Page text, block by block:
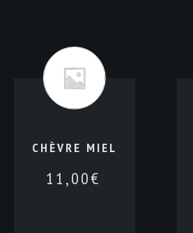
CHÈVRE MIEL
11,00€